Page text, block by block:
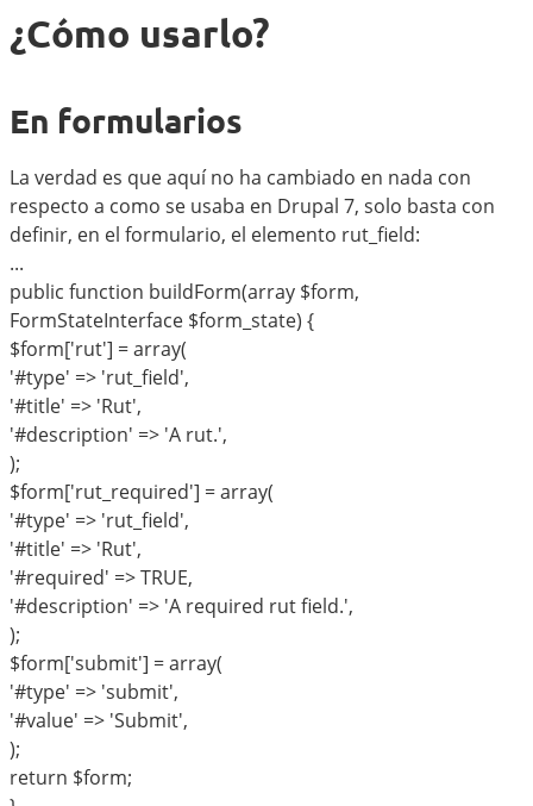
¿Cómo usarlo?
En formularios
La verdad es que aquí no ha cambiado en nada con
respecto a como se usaba en Drupal 7, solo basta con
definir, en el formulario, el elemento rut_field:
...
public function buildForm(array $form,
FormStateInterface $form_state) {
$form['rut'] = array(
'#type' => 'rut_field',
'#title' => 'Rut',
'#description' => 'A rut.',
);
$form['rut_required'] = array(
'#type' => 'rut_field',
'#title' => 'Rut',
'#required' => TRUE,
'#description' => 'A required rut field.',
);
$form['submit'] = array(
'#type' => 'submit',
'#value' => 'Submit',
);
return $form;